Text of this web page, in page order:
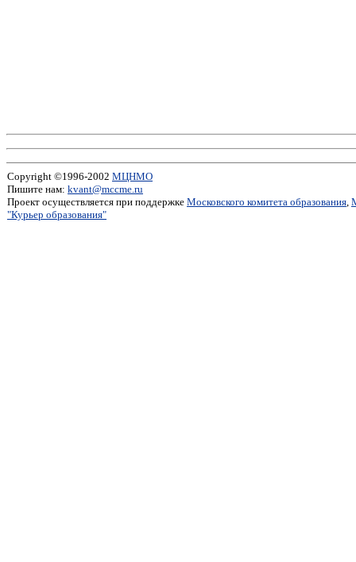
Copyright ©1996-2002 МЦНМО
Пишите нам: kvant@mccme.ru
Проект осуществляется при поддержке Московского комитета образования,
"Курьер образования"